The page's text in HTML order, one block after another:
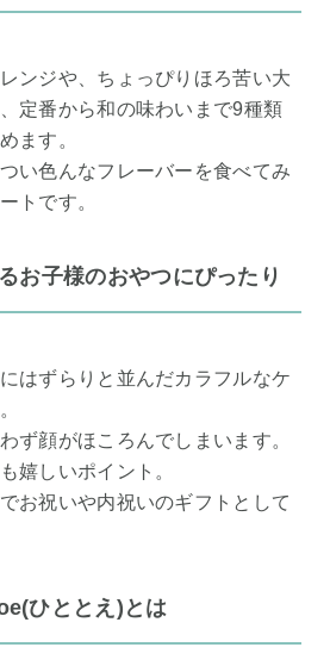
ンジや、ちょっぴりほろ苦い大
定番から和の味わいまで9種類
ます。
い色んなフレーバーを食べてみ
トです。
お子様のおやつにぴったり
はずらりと並んだカラフルなケ
ず顔がほころんでしまいます。
嬉しいポイント。
お祝いや内祝いのギフトとして
ひととえ)とは